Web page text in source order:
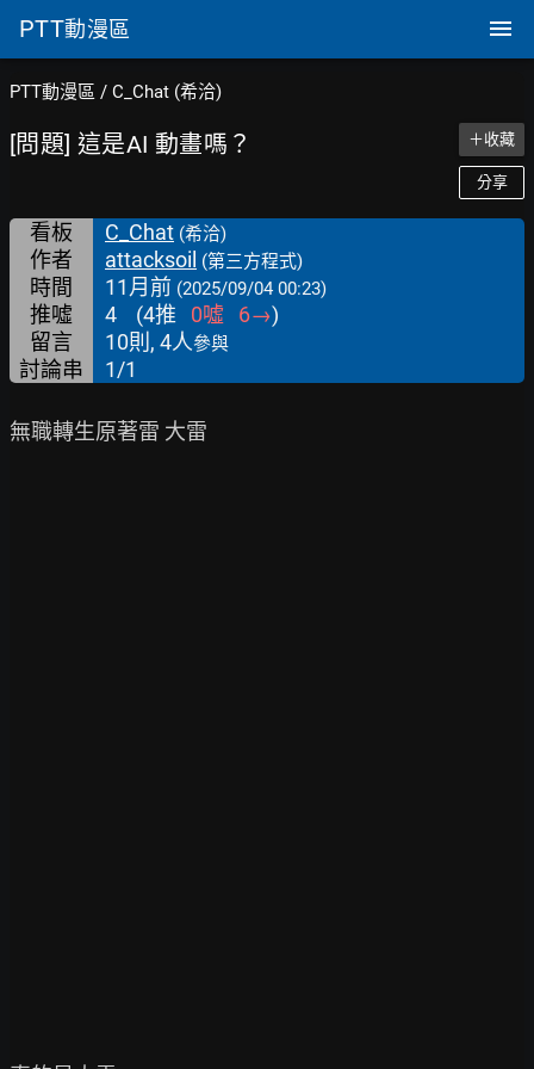
PTT動漫區
PTT動漫區 / C_Chat (希洽)
[問題] 這是AI 動畫嗎？ ＋收藏
分享
看板 C_Chat (希洽)
作者 attacksoil (第三方程式)
時間 11月前 (2025/09/04 00:23)
推噓 4 (4推 0噓 6→)
留言
10則, 4人參與
討論串 1/1
無職轉生原著雷 大雷